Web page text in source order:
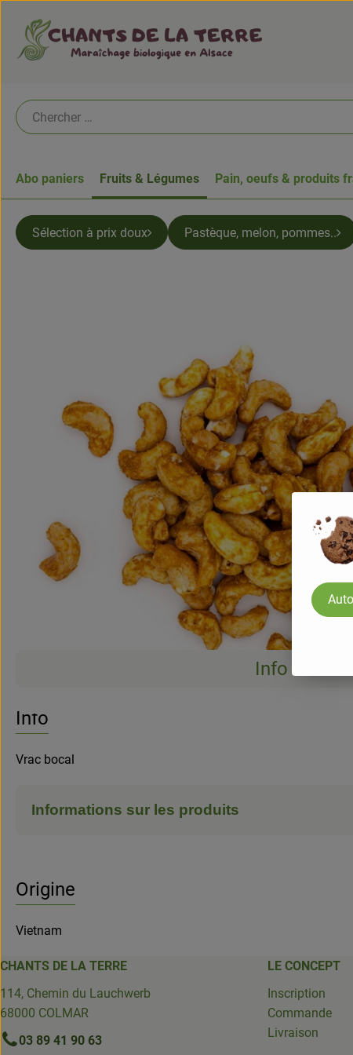
Abo paniers Fruits & Légumes Pain, oeufs & produits
Sélection à prix doux Pastèque, melon, pommes..
Info
Info
Vrac bocal
Informations sur les produits
Origine
Vietnam
CHANTS DE LA TERRE
114, Chemin du Lauchwerb
68000 COLMAR
03 89 41 90 63
LE CONCEPT
Inscription
Commande
Livraison